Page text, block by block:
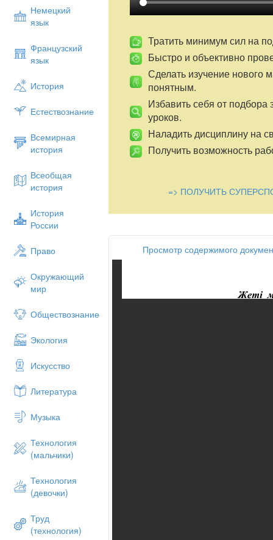
Немецкий
язык
Французский
язык
История
Естествознание
Всемирная
история
Всеобщая
история
История
России
Право
Окружающий
мир
Обществознание
Экология
Искусство
Литература
Музыка
Технология
(мальчики)
Технология
(девочки)
Труд
(технология)
Күнделікті оқушылар менен
Келешекте 7 модуль әдіс-тәсілдерін
қолданамын деп ойлаймын.
Менің ең негізгі туйгенім, алға
таңдалған әдіс–тәсілдердің
аудару керек екен. Өйткені нәтижелі
болады. Яғни, тәжірибемді жүргізу
шығармашылыққа дайын, өзгеріске
Тратить минимум сил на
Быстро и объективно
Сделать изучение нового
понятным.
Избавить себя от подбора
уроков.
Наладить дисциплину на
Получить возможность
=> ПОЛУЧИТЬ
Просмотр содержимого